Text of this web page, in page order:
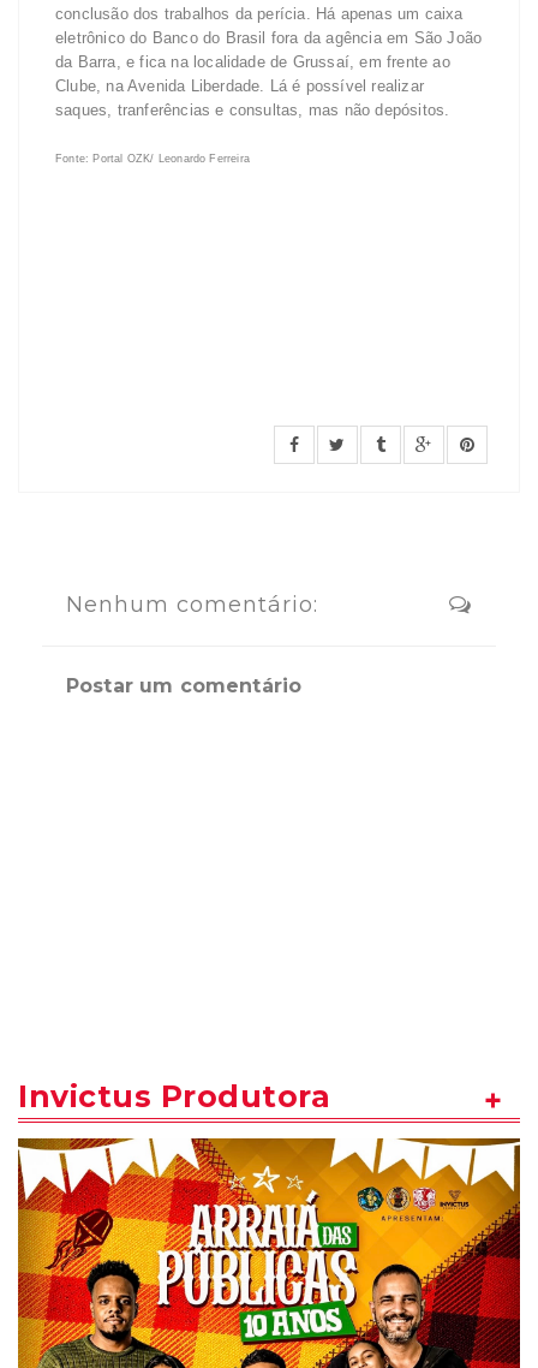
conclusão dos trabalhos da perícia. Há apenas um caixa
eletrônico do Banco do Brasil fora da agência em São João
da Barra, e fica na localidade de Grussaí, em frente ao
Clube, na Avenida Liberdade. Lá é possível realizar
saques, tranferências e consultas, mas não depósitos.
Fonte: Portal OZK/ Leonardo Ferreira
Nenhum comentário:
Postar um comentário
Invictus Produtora